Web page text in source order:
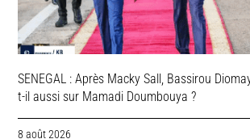
SENEGAL : Après Macky Sall, Bassirou
t-il aussi sur Mamadi Doumbouya ?
8 août 2026